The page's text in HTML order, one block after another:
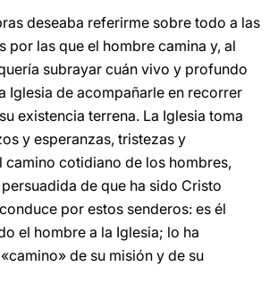
deseaba referirme sobre todo a las
por las que el hombre camina y, al
subrayar cuán vivo y profundo
Iglesia de acompañarle en recorrer
existencia terrena. La Iglesia toma
y esperanzas, tristezas y
camino cotidiano de los hombres,
de que ha sido Cristo
por estos senderos: es él
el hombre a la Iglesia; lo ha
de su misión y de su